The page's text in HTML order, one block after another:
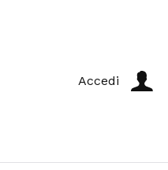
Accedi